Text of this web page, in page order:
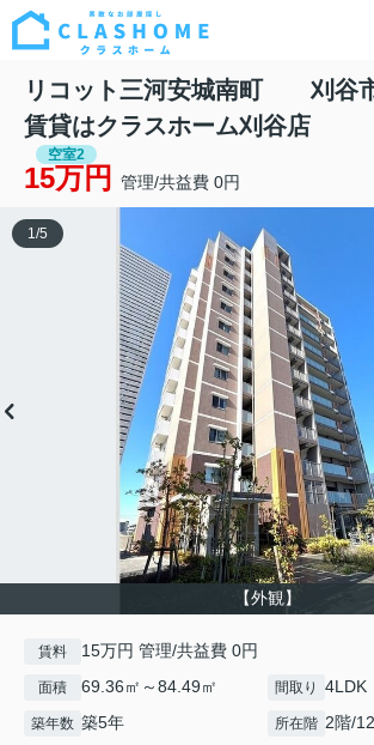
リコット三河安城南町 刈谷
賃貸はクラスホーム刈谷店
空室2
15万円 管理/共益費 0円
【外観】
1/5
賃料 15万円 管理/共益費 0円
面積 69.36㎡～84.49㎡ 間取り 4LDK
築年数 築5年 所在階 2階/